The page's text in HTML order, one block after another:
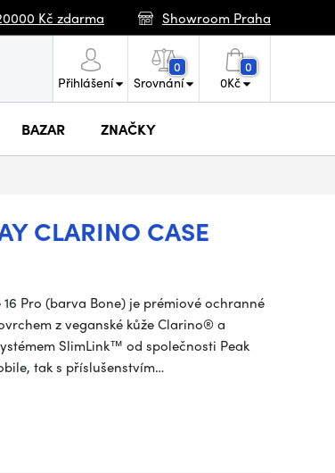
Kč zdarma Showroom Praha
Přihlášení
0
Srovnání
0
0Kč
BAZAR ZNAČKY
CLARINO CASE
Pro (barva Bone) je prémiové ochranné
z veganské kůže Clarino® a
SlimLink™ od společnosti Peak
tak s příslušenstvím…